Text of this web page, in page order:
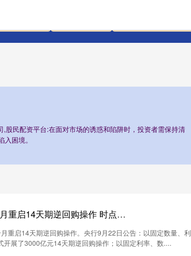
股民配资平台:在面对市场的诱惑和陷阱时，投资者需保持清
困境。
钱掌柜 央行时隔8个月重启14天期逆回购操作 时点提前呵护资金面
重启14天期逆回购操作。央行9月22日公告：以固定数量、利
开展了3000亿元14天期逆回购操作；以固定利率、数....